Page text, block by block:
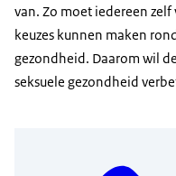
van. Zo moet iedereen
keuzes kunnen maken
gezondheid. Daarom wil
seksuele gezondheid